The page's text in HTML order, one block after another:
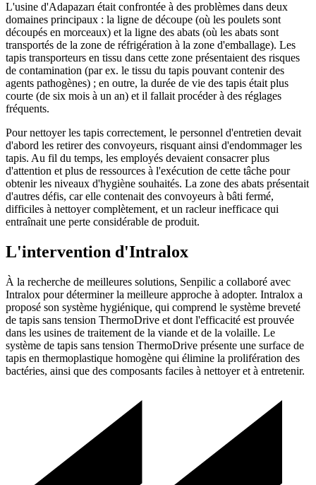
L'usine d'Adapazarı était confrontée à des problèmes dans deux
domaines principaux : la ligne de découpe (où les poulets sont
découpés en morceaux) et la ligne des abats (où les abats sont
transportés de la zone de réfrigération à la zone d'emballage). Les
tapis transporteurs en tissu dans cette zone présentaient des risques
de contamination (par ex. le tissu du tapis pouvant contenir des
agents pathogènes) ; en outre, la durée de vie des tapis était plus
courte (de six mois à un an) et il fallait procéder à des réglages
fréquents.
Pour nettoyer les tapis correctement, le personnel d'entretien devait
d'abord les retirer des convoyeurs, risquant ainsi d'endommager les
tapis. Au fil du temps, les employés devaient consacrer plus
d'attention et plus de ressources à l'exécution de cette tâche pour
obtenir les niveaux d'hygiène souhaités. La zone des abats présentait
d'autres défis, car elle contenait des convoyeurs à bâti fermé,
difficiles à nettoyer complètement, et un racleur inefficace qui
entraînait une perte considérable de produit.
L'intervention d'Intralox
À la recherche de meilleures solutions, Senpilic a collaboré avec
Intralox pour déterminer la meilleure approche à adopter. Intralox a
proposé son système hygiénique, qui comprend le système breveté
de tapis sans tension ThermoDrive et dont l'efficacité est prouvée
dans les usines de traitement de la viande et de la volaille. Le
système de tapis sans tension ThermoDrive présente une surface de
tapis en thermoplastique homogène qui élimine la prolifération des
bactéries, ainsi que des composants faciles à nettoyer et à entretenir.